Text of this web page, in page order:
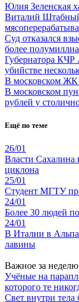
Юлия Зеленская
Виталий Штабный
Суд отказался
более
Губернатора КЧР
убийстве
В московском
В московском
рублей у
Ещё по теме
26/01
Власти Сахалина
циклона
25/01
Студент МГТУ
24/01
Более 30 людей
24/01
В Италии в
лавины
Важное за неделю
Учёные на
которого те
Свет внутри